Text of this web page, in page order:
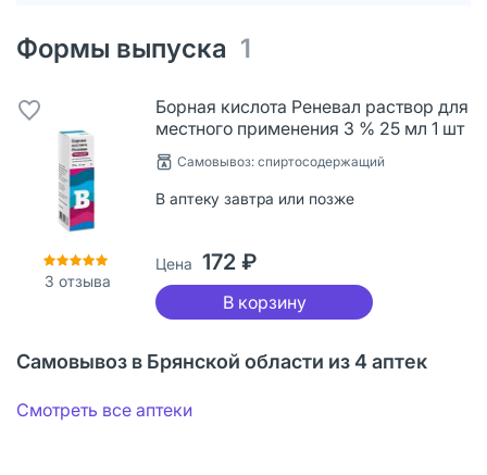
Формы выпуска 1
3 отзыва
Борная кислота Реневал раствор для
местного применения 3 % 25 мл 1 шт
Cамовывоз: спиртосодержащий
В аптеку завтра или позже
Цена 172 ₽
В корзину
Самовывоз в Брянской области из 4 аптек
Смотреть все аптеки